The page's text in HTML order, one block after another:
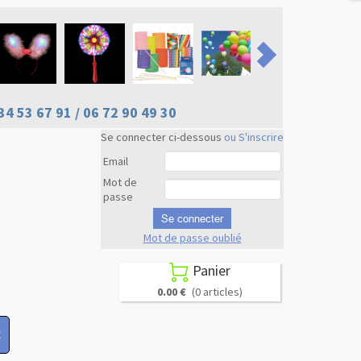
53 67 91 / 06 72 90 49 30
Se connecter ci-dessous ou S'inscrire
Email
Mot de
passe
Se connecter
Mot de passe oublié
 Panier
0.00 € (0 articles)